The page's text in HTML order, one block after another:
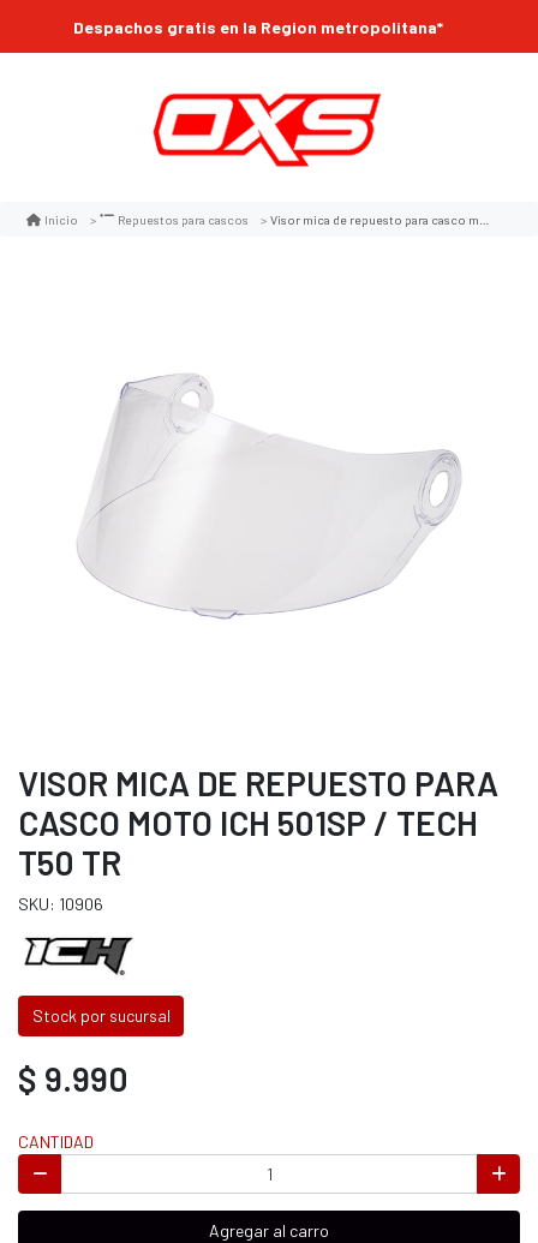
Despachos gratis en la Region metropolitana*
Inicio Repuestos para cascos Visor mica de repuesto para casco moto ich 501sp / tech t50 tr
VISOR MICA DE REPUESTO PARA
CASCO MOTO ICH 501SP / TECH
T50 TR
SKU: 10906
Stock por sucursal
$ 9.990
CANTIDAD
Agregar al carro